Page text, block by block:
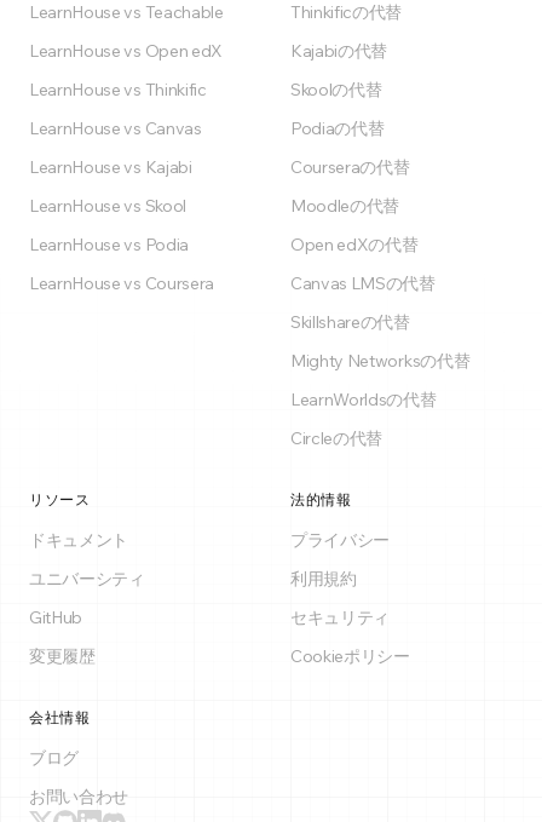
LearnHouse vs Teachable
LearnHouse vs Open edX
LearnHouse vs Thinkific
LearnHouse vs Canvas
LearnHouse vs Kajabi
LearnHouse vs Skool
LearnHouse vs Podia
LearnHouse vs Coursera
Thinkificの代替
Kajabiの代替
Skoolの代替
Podiaの代替
Courseraの代替
Moodleの代替
Open edXの代替
Canvas LMSの代替
Skillshareの代替
Mighty Networksの代替
LearnWorldsの代替
Circleの代替
リソース
ドキュメント
ユニバーシティ
GitHub
変更履歴
法的情報
プライバシー
利用規約
セキュリティ
Cookieポリシー
会社情報
ブログ
お問い合わせ